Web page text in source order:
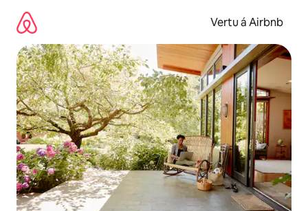
beint
Vertu á Airbnb